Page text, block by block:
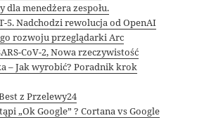
dla menedżera zespołu.
5. Nadchodzi rewolucja od OpenAI
rozwoju przeglądarki Arc
CoV-2, Nowa rzeczywistość
– Jak wyrobić? Poradnik krok
z Przelewy24
„Ok Google” ? Cortana vs Google